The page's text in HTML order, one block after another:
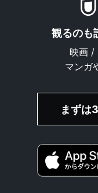
観るのも
映画 /
マンガ
まずは